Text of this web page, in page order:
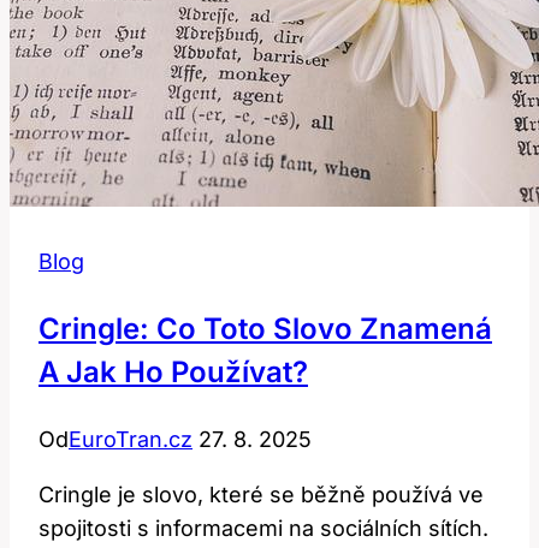
Blog
Cringle: Co Toto Slovo Znamená
A Jak Ho Používat?
OdEuroTran.cz 27. 8. 2025
Cringle je slovo, které se běžně používá ve
spojitosti s informacemi na sociálních sítích.